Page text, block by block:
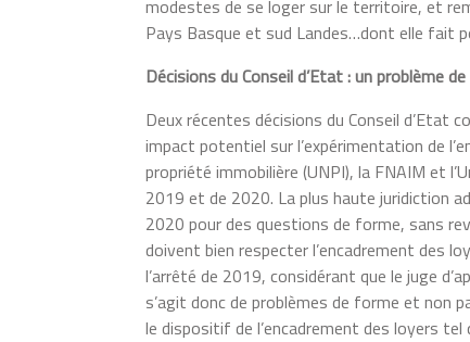
modestes de se loger sur le territoire, et
Pays Basque et sud Landes…dont elle fait
Décisions du Conseil d’Etat : un problème
Deux récentes décisions du Conseil d’Etat
impact potentiel sur l’expérimentation de
propriété immobilière (UNPI), la FNAIM et
2019 et de 2020. La plus haute juridiction
2020 pour des questions de forme, sans
doivent bien respecter l’encadrement des
l’arrêté de 2019, considérant que le juge
s’agit donc de problèmes de forme et non
le dispositif de l’encadrement des loyers tel